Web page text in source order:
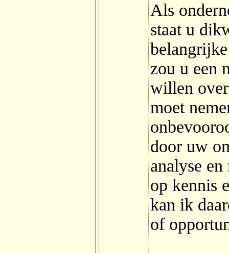
Als
staat u
zou u een
willen
moet
door uw
analyse
op kennis
kan ik
of